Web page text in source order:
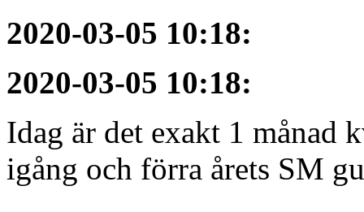
2020-03-05 10:18:
2020-03-05 10:18:
Idag är det exakt 1 månad
igång och förra årets SM